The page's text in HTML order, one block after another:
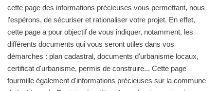
cette page des informations précieuses vous permettant, nous
l'espérons, de sécuriser et rationaliser votre projet. En effet,
cette page a pour objectif de vous indiquer, notamment, les
différents documents qui vous seront utiles dans vos
démarches : plan cadastral, documents d'urbanisme locaux,
certificat d'urbanisme, permis de construire... Cette page
fourmille également d'informations précieuses sur la commune